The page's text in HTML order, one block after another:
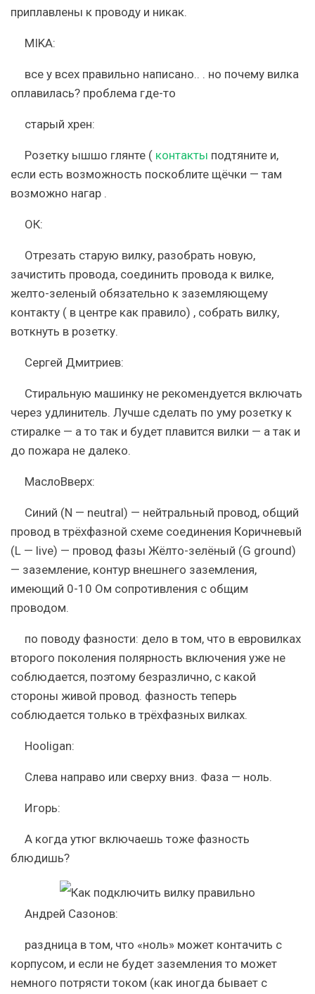
приплавлены к проводу и никак.
MIKA:
все у всех правильно написано.. . но почему вилка
оплавилась? проблема где-то
старый хрен:
Розетку ышшо глянте ( контакты подтяните и,
если есть возможность поскоблите щёчки — там
возможно нагар .
ОК:
Отрезать старую вилку, разобрать новую,
зачистить провода, соединить провода к вилке,
желто-зеленый обязательно к заземляющему
контакту ( в центре как правило) , собрать вилку,
воткнуть в розетку.
Сергей Дмитриев:
Стиральную машинку не рекомендуется включать
через удлинитель. Лучше сделать по уму розетку к
стиралке — а то так и будет плавится вилки — а так и
до пожара не далеко.
МаслоВверх:
Синий (N — neutral) — нейтральный провод, общий
провод в трёхфазной схеме соединения Коричневый
(L — live) — провод фазы Жёлто-зелёный (G ground)
— заземление, контур внешнего заземления,
имеющий 0-10 Ом сопротивления с общим
проводом.
по поводу фазности: дело в том, что в евровилках
второго поколения полярность включения уже не
соблюдается, поэтому безразлично, с какой
стороны живой провод. фазность теперь
соблюдается только в трёхфазных вилках.
Hooligan:
Слева направо или сверху вниз. Фаза — ноль.
Игорь:
А когда утюг включаешь тоже фазность
блюдишь?
Андрей Сазонов:
раздница в том, что «ноль» может контачить с
корпусом, и если не будет заземления то может
немного потрясти током (как иногда бывает с